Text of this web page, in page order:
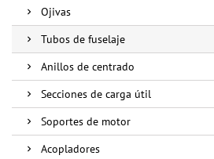
Ojivas
Tubos de fuselaje
Anillos de centrado
Secciones de carga útil
Soportes de motor
Acopladores